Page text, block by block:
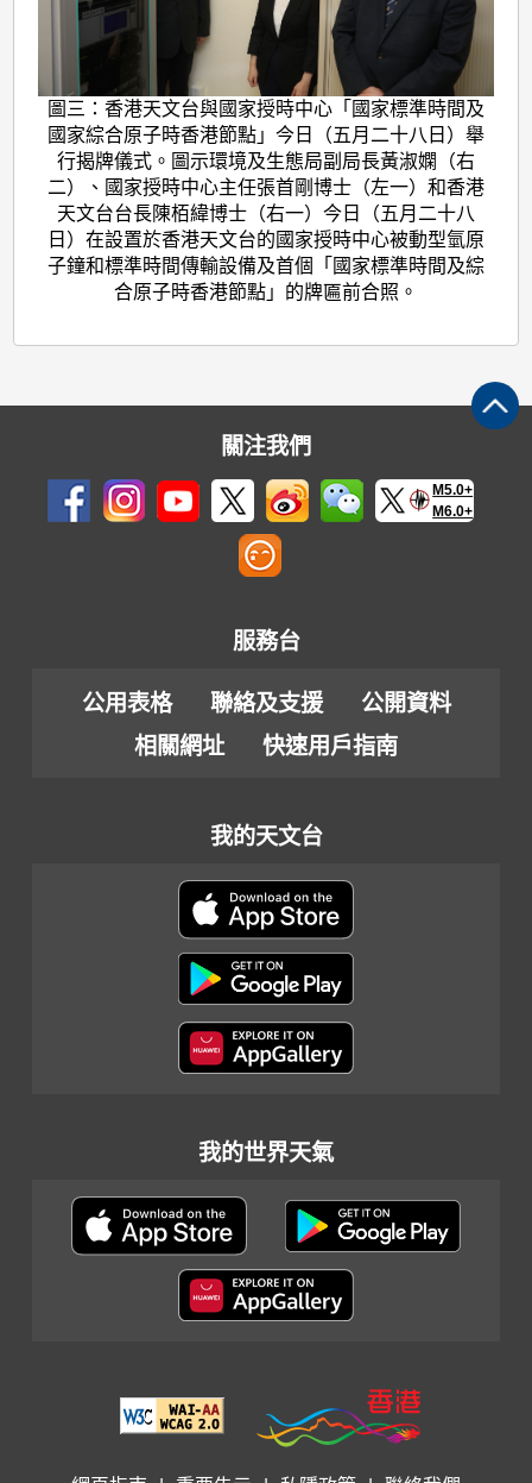
圖三：香港天文台與國家授時中心「國家標準時間及
國家綜合原子時香港節點」今日（五月二十八日）舉
行揭牌儀式。圖示環境及生態局副局長黃淑嫻（右
二）、國家授時中心主任張首剛博士（左一）和香港
天文台台長陳栢緯博士（右一）今日（五月二十八
日）在設置於香港天文台的國家授時中心被動型氫原
子鐘和標準時間傳輸設備及首個「國家標準時間及綜
合原子時香港節點」的牌匾前合照。
關注我們
M5.0+
M6.0+
服務台
公用表格 聯絡及支援
公開資料
相關網址
快速用戶指南
我的天文台
我的世界天氣